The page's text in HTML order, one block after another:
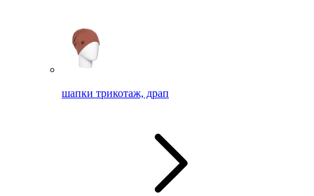
шапки трикотаж, драп